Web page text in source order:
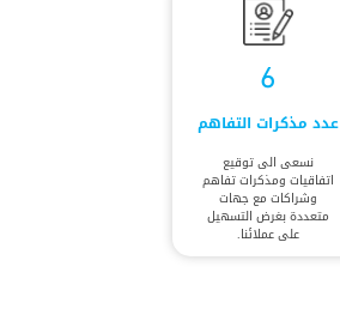
6
عدد مذكرات التفاهم
نسعى الى توقيع
اتفاقيات ومذكرات تفاهم
وشراكات مع جهات
متعددة بغرض التسهيل
على عملائنا.